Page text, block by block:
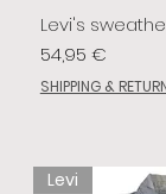
Levi's
Prix
54,95 €
SHIPPING &
Levi